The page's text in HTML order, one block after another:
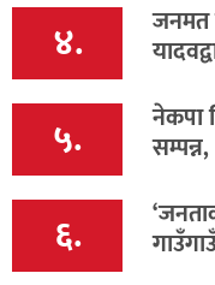
४. जनमत
५. नेकपा
६.